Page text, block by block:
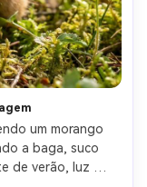
um morango
a baga, suco
de verão, luz